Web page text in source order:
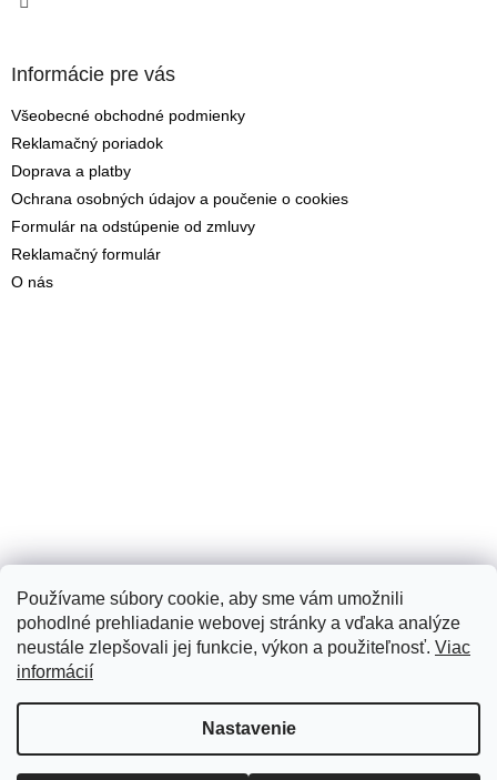
Používame súbory cookie, aby sme vám umožnili
pohodlné prehliadanie webovej stránky a vďaka analýze
neustále zlepšovali jej funkcie, výkon a použiteľnosť. Viac
informácií
Nastavenie
Informácie pre vás
Všeobecné obchodné podmienky
Reklamačný poriadok
Doprava a platby
Ochrana osobných údajov a poučenie o cookies
Formulár na odstúpenie od zmluvy
Reklamačný formulár
O nás